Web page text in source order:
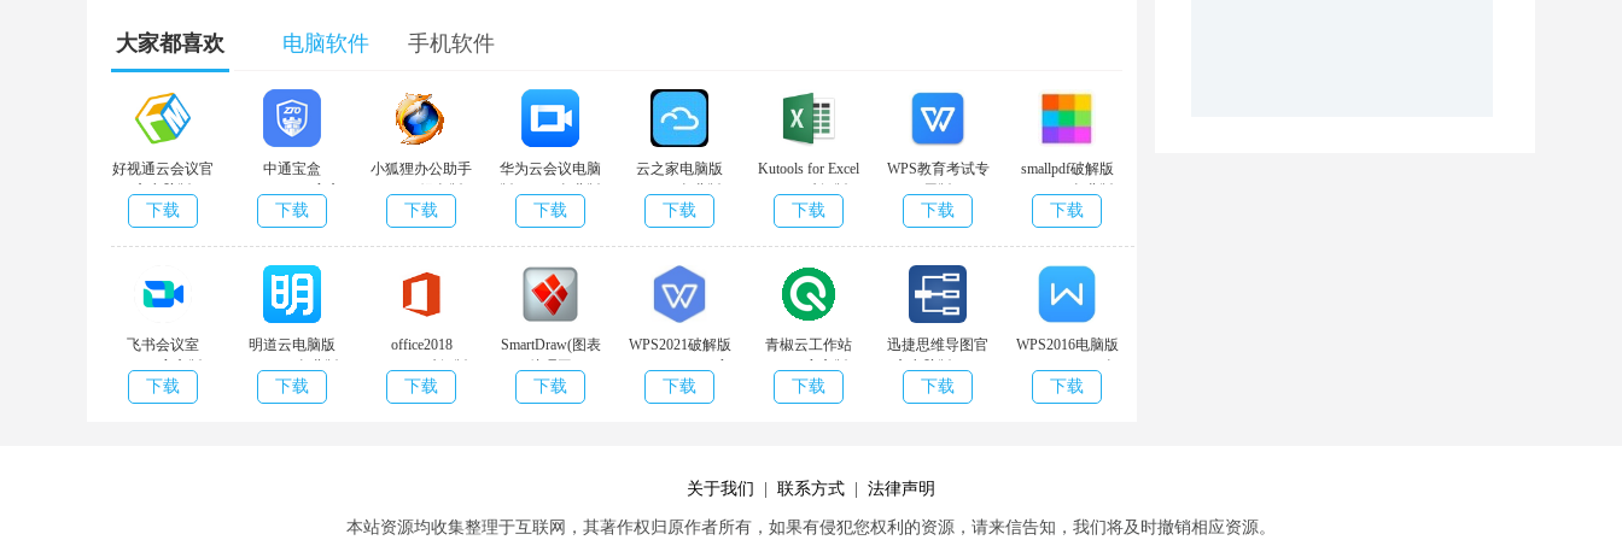
大家都喜欢 电脑软件 手机软件
好视通云会议官
方电脑版
v3.35.1.30 精简
下载
中通宝盒
v7.16.0.410官方
版
下载
小狐狸办公助手
v1.101绿色版
下载
华为云会议电脑
版 v1.0.1 免费版
下载
云之家电脑版
v2.0.4 免费版
下载
Kutools for Excel
v23.0 破解版
下载
WPS教育考试专
用版
v11.1.0.10578 官
下载
smallpdf破解版
v6.8.0.0 免费版
下载
飞书会议室
v4.6.6官方版
下载
明道云电脑版
v2.1.1.0 免费版
下载
office2018
v4.2.4.1 破解版
下载
SmartDraw(图表
处理工
具)v27.0.0.2免费
下载
WPS2021破解版
v11.1.0.10578 官
方版
下载
青椒云工作站
v3.4.5官方版
下载
迅捷思维导图官
方电脑版 v1.1
无广告版
下载
WPS2016电脑版
v11.1.0.10314 免
费版
下载
关于我们 联系方式 法律声明
本站资源均收集整理于互联网，其著作权归原作者所有，如果有侵犯您权利的资源，请来信告知，我们将及时撤销相应资源。